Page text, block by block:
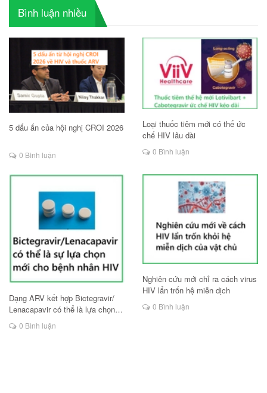
Bình luận nhiều
5 dấu ấn của hội nghị CROI 2026
0 Bình luận
Loại thuốc tiêm mới có thể ức
chế HIV lâu dài
0 Bình luận
Dạng ARV kết hợp Bictegravir/
Lenacapavir có thể là lựa chọn
mới cho người HIV
0 Bình luận
Nghiên cứu mới chỉ ra cách virus
HIV lẩn trốn hệ miễn dịch
0 Bình luận